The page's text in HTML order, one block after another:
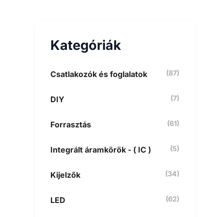
a
k
v
k
ő
e
Kategóriák
Csatlakozók és foglalatok (87)
DIY (7)
Forrasztás (61)
Integrált áramkörök - ( IC ) (5)
Kijelzők (34)
LED (62)